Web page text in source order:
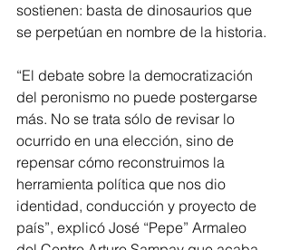
sostienen: basta de dinosaurios que
se perpetúan en nombre de la historia.
“El debate sobre la democratización
del peronismo no puede postergarse
más. No se trata sólo de revisar lo
ocurrido en una elección, sino de
repensar cómo reconstruimos la
herramienta política que nos dio
identidad, conducción y proyecto de
país”, explicó José “Pepe” Armaleo